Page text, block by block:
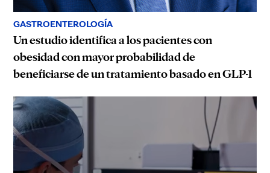
GASTROENTEROLOGÍA
Un estudio identifica a los pacientes con
obesidad con mayor probabilidad de
beneficiarse de un tratamiento basado en GLP-1